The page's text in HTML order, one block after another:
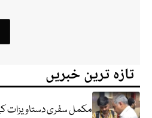
تازہ ترین خبریں
مکمل سفری دستاویزات